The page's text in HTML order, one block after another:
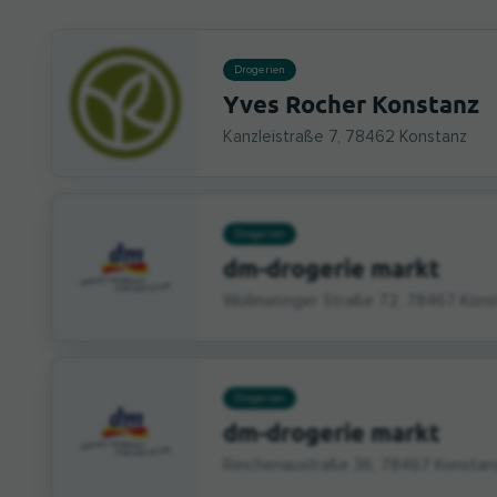
Drogerien
Yves Rocher Konstanz
Kanzleistraße 7, 78462 Konstanz
dm-drogerie markt
dm-drogerie markt